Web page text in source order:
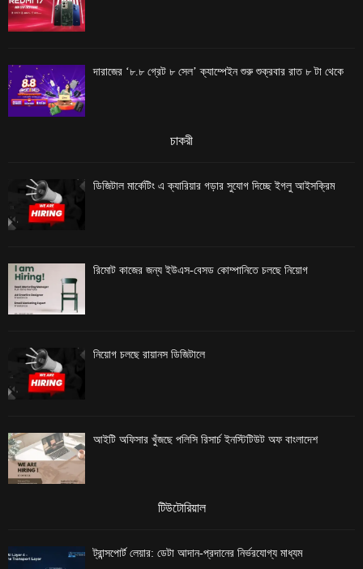
দারাজের ‘৮.৮ গ্রেট ৮ সেল’ ক্যাম্পেইন শুরু শুক্রবার রাত ৮ টা থেকে
চাকরী
ডিজিটাল মার্কেটিং এ ক্যারিয়ার গড়ার সুযোগ দিচ্ছে ইগলু আইসক্রিম
রিমোট কাজের জন্য ইউএস-বেসড কোম্পানিতে চলছে নিয়োগ
নিয়োগ চলছে রায়ানস ডিজিটালে
আইটি অফিসার খুঁজছে পলিসি রিসার্চ ইনস্টিটিউট অফ বাংলাদেশ
টিউটোরিয়াল
ট্রান্সপোর্ট লেয়ার: ডেটা আদান-প্রদানের নির্ভরযোগ্য মাধ্যম